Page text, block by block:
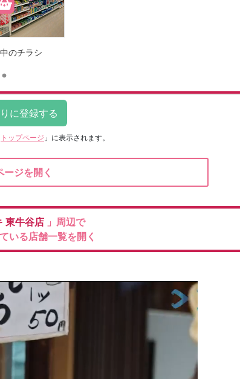
のチラシ
トップページ 」に表示されます。
ジを開く
東牛谷店 」周辺で
いる店舗一覧を開く